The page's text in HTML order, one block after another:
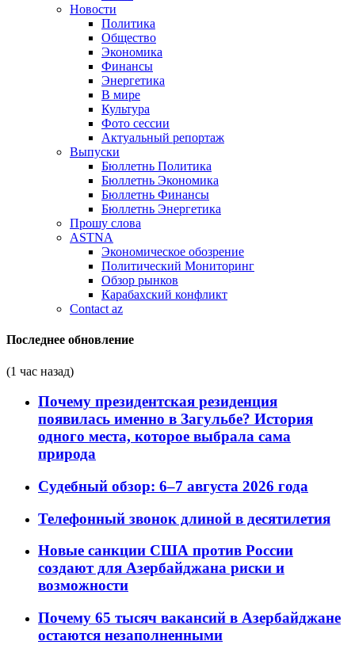
Новости
Политика
Общество
Экономика
Финансы
Энергетика
В мире
Культура
Фото сессии
Актуальный репортаж
Выпуски
Бюллетнь Политика
Бюллетнь Экономика
Бюллетнь Финансы
Бюллетнь Энергетика
Прошу слова
ASTNA
Экономическое обозрение
Политический Мониторинг
Обзор рынков
Карабахский конфликт
Contact az
Последнее обновление
(1 час назад)
Почему президентская резиденция
появилась именно в Загульбе? История
одного места, которое выбрала сама
природа
Судебный обзор: 6–7 августа 2026 года
Телефонный звонок длиной в десятилетия
Новые санкции США против России
создают для Азербайджана риски и
возможности
Почему 65 тысяч вакансий в Азербайджане
остаются незаполненными